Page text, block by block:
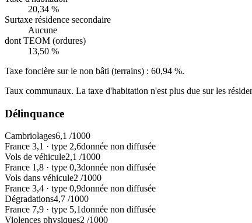
20,34 %
Surtaxe résidence secondaire
Aucune
dont TEOM (ordures)
13,50 %
Taxe foncière sur le non bâti (terrains) : 60,94 %.
Taux communaux. La taxe d'habitation n'est plus due sur les
Délinquance
Cambriolages6,1 /1000
France 3,1 · type 2,6donnée non diffusée
Vols de véhicule2,1 /1000
France 1,8 · type 0,3donnée non diffusée
Vols dans véhicule2 /1000
France 3,4 · type 0,9donnée non diffusée
Dégradations4,7 /1000
France 7,9 · type 5,1donnée non diffusée
Violences physiques2 /1000